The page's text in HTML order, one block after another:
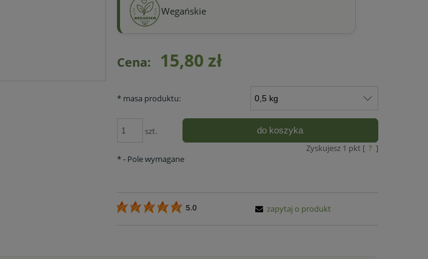
Wegańskie
Cena: 15,80 zł
* masa produktu:
szt. do koszyka
Zyskujesz 1 pkt [ ? ]
*- Pole wymagane
5.0 zapytaj o produkt